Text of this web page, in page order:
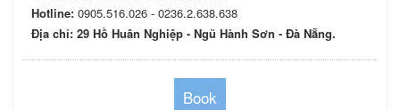
Hotline: 0905.516.026 - 0236.2.638.638
Địa chỉ: 29 Hồ Huân Nghiệp - Ngũ Hành Sơn - Đà Nẵng.
Book